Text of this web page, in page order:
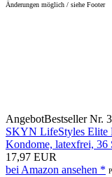
Änderungen möglich / siehe Footer
AngebotBestseller Nr. 3
SKYN LifeStyles Elite
Kondome, latexfrei, 36
17,97 EUR
bei Amazon ansehen *